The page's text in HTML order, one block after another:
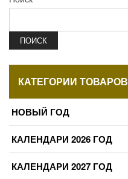
ПОИСК
КАТЕГОРИИ ТОВАРОВ
НОВЫЙ ГОД
КАЛЕНДАРИ 2026 ГОД
КАЛЕНДАРИ 2027 ГОД